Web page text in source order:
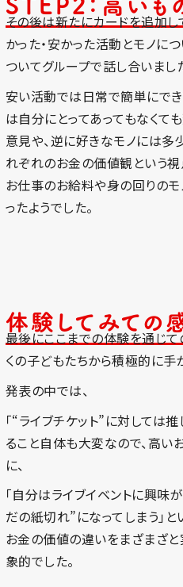
その後は新たにカードを追加
かった・安かった活動とモノに
ついてグループで話し合いまし
安い活動では日常で簡単にでき
は自分にとってあってもなくて
意見や、逆に好きなモノには多
れぞれのお金の価値観という
お仕事のお給料や身の回りの
ったようでした。
体験してみての
最後にここまでの体験を通じ
くの子どもたちから積極的に手
発表の中では、
「“ライブチケット”に対しては
ること自体も大変なので、高い
に、
「自分はライブイベントに興味
だの紙切れ”になってしまう」
お金の価値の違いをまざまざ
象的でした。